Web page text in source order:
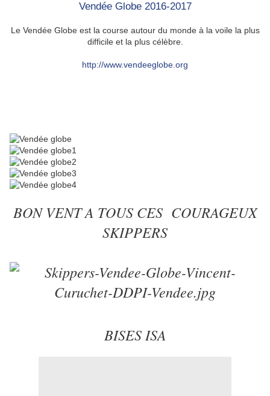
Vendée Globe 2016-2017
Le Vendée Globe est la course autour du monde à la voile la plus
difficile et la plus célèbre.
http://www.vendeeglobe.org
BON VENT A TOUS CES COURAGEUX
SKIPPERS
BISES ISA